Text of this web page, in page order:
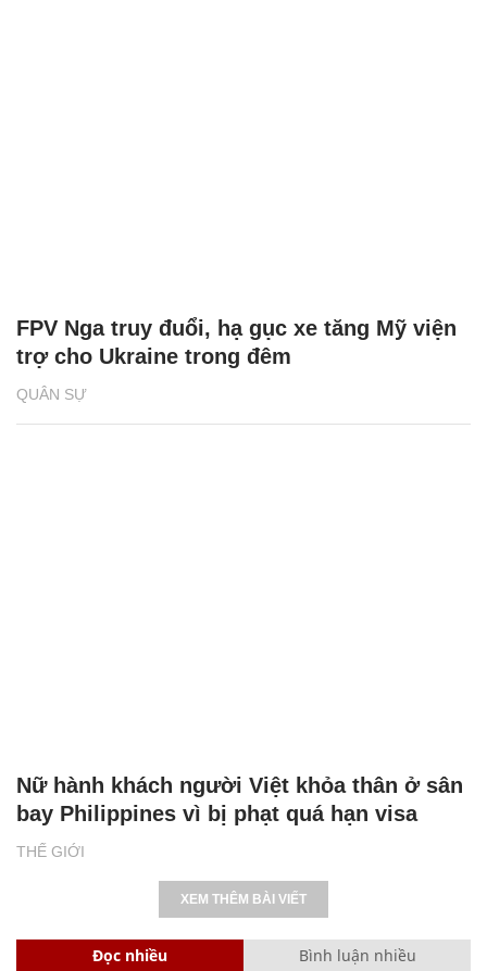
QUÂN SỰ
FPV Nga truy đuổi, hạ gục xe tăng Mỹ viện
trợ cho Ukraine trong đêm
THẾ GIỚI
Nữ hành khách người Việt khỏa thân ở sân
bay Philippines vì bị phạt quá hạn visa
XEM THÊM BÀI VIẾT
Đọc nhiều Bình luận nhiều